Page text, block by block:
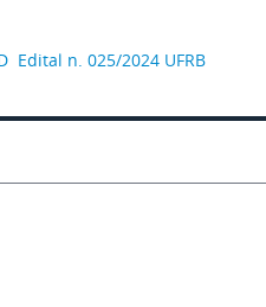
Edital n. 025/2024 UFRB